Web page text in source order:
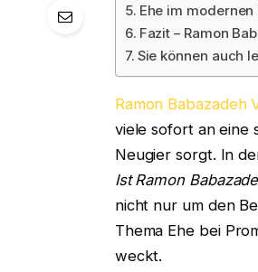
Ehe im modernen
Fazit – Ramon
Sie können auch
Ramon Babazadeh
viele sofort an eine
Neugier sorgt. In
Ist Ramon
nicht nur um den
Thema Ehe bei
weckt.